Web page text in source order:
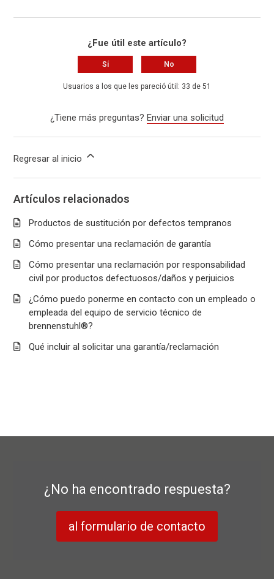
¿Fue útil este artículo?
Sí No
Usuarios a los que les pareció útil: 33 de 51
¿Tiene más preguntas? Enviar una solicitud
Regresar al inicio
Artículos relacionados
Productos de sustitución por defectos tempranos
Cómo presentar una reclamación de garantía
Cómo presentar una reclamación por responsabilidad
civil por productos defectuosos/daños y perjuicios
¿Cómo puedo ponerme en contacto con un empleado o
empleada del equipo de servicio técnico de
brennenstuhl®?
Qué incluir al solicitar una garantía/reclamación
¿No ha encontrado respuesta?
al formulario de contacto